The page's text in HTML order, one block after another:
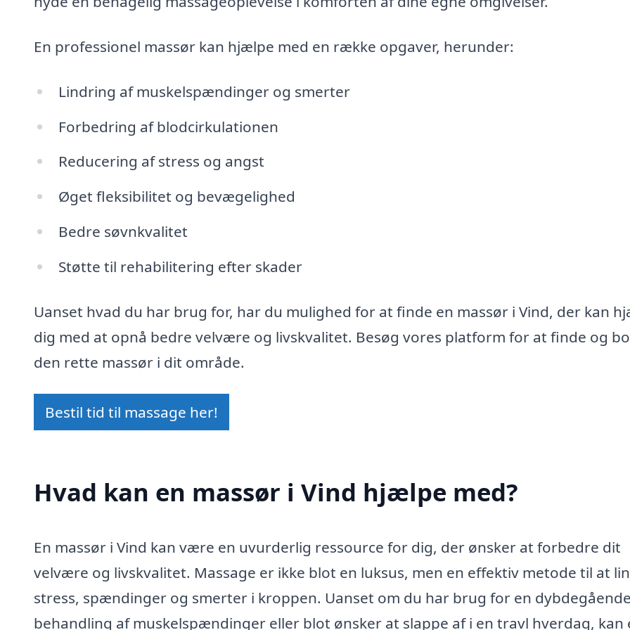
En professionel massør kan hjælpe med en række opgaver, herunder:
Lindring af muskelspændinger og smerter
Forbedring af blodcirkulationen
Reducering af stress og angst
Øget fleksibilitet og bevægelighed
Bedre søvnkvalitet
Støtte til rehabilitering efter skader
Uanset hvad du har brug for, har du mulighed for at finde en massør i Vind, der kan
dig med at opnå bedre velvære og livskvalitet. Besøg vores platform for at finde og
den rette massør i dit område.
Bestil tid til massage her!
Hvad kan en massør i Vind hjælpe med?
En massør i Vind kan være en uvurderlig ressource for dig, der ønsker at forbedre dit
velvære og livskvalitet. Massage er ikke blot en luksus, men en effektiv metode til at
stress, spændinger og smerter i kroppen. Uanset om du har brug for en dybdegående
behandling af muskelspændinger eller blot ønsker at slappe af i en travl hverdag, kan